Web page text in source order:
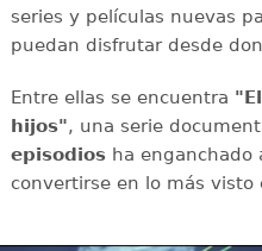
series y películas nuevas
puedan disfrutar desde
Entre ellas se encuentra
hijos", una serie
episodiosha enganchado
convertirse en lo más visto